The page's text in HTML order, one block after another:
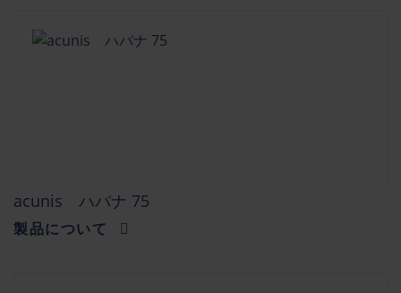
acunis ハバナ 75
製品について